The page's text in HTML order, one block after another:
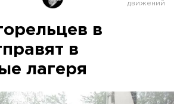
в
в
лагеря